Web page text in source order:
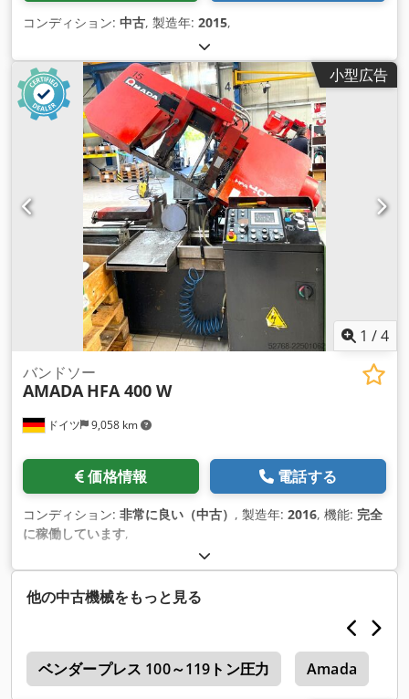
コンディション: 中古, 製造年: 2015,
小型広告
1 /4
ドイツ 9,058 km
バンドソー
AMADA HFA 400 W
価格情報 電話する
コンディション: 非常に良い（中古） , 製造年: 2016, 機能: 完全
に稼働しています,
他の中古機械をもっと見る
ベンダープレス 100～119トン圧力 Amada